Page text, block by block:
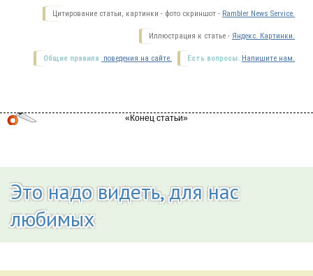
Цитирование статьи, картинки - фото скриншот - Rambler News Service.
Иллюстрация к статье - Яндекс. Картинки.
Есть вопросы. Напишите нам.
Общие правила поведения на сайте.
Это надо видеть, для нас
любимых